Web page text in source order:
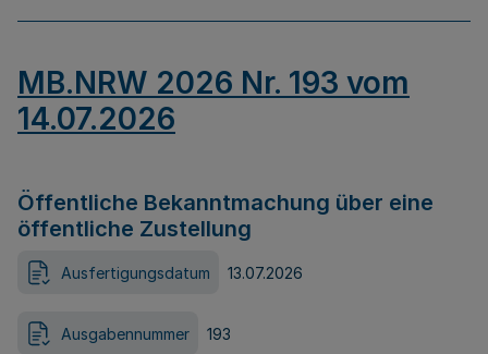
MB.NRW 2026 Nr. 193 vom
14.07.2026
Öffentliche Bekanntmachung über eine
öffentliche Zustellung
Ausfertigungsdatum 13.07.2026
Ausgabennummer 193